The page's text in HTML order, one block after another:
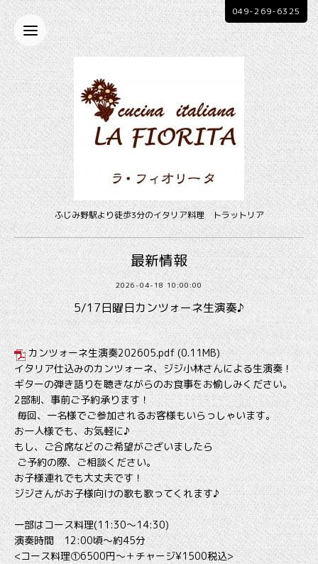
ふじみ野駅より徒歩3分のイタリア料理 トラットリア
049-269-6325
最新情報
2026-04-18 10:00:00
5/17日曜日カンツォーネ生演奏♪
カンツォーネ生演奏202605.pdf (0.11MB)
イタリア仕込みのカンツォーネ、ジジ小林さんによる生演奏！
ギターの弾き語りを聴きながらのお食事をお愉しみください。
2部制、事前ご予約承ります！
毎回、一名様でご参加されるお客様もいらっしゃいます。
お一人様でも、お気軽に♪
もし、ご合席などのご希望がございましたら
ご予約の際、ご相談ください。
お子様連れでも大丈夫です！
ジジさんがお子様向けの歌も歌ってくれます♪
一部はコース料理(11:30～14:30)
演奏時間 12:00頃～約45分
<コース料理①6500円〜＋チャージ¥1500税込>